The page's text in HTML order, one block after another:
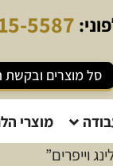
5-5587
סל מוצרים
מוצרי
וייפרים”